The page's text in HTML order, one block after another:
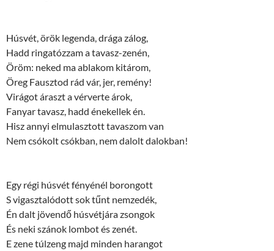
Húsvét, örök legenda, drága zálog,
Hadd ringatózzam a tavasz-zenén,
Öröm: neked ma ablakom kitárom,
Öreg Fausztod rád vár, jer, remény!
Virágot áraszt a vérverte árok,
Fanyar tavasz, hadd énekellek én.
Hisz annyi elmulasztott tavaszom van
Nem csókolt csókban, nem dalolt dalokban!
Egy régi húsvét fényénél borongott
S vigasztalódott sok tűnt nemzedék,
Én dalt jövendő húsvétjára zsongok
És neki szánok lombot és zenét.
E zene túlzeng majd minden harangot